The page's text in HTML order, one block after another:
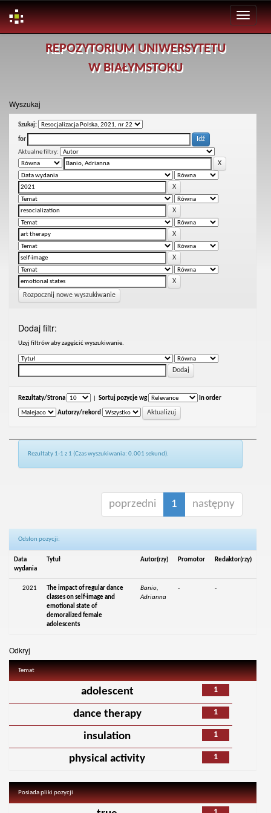
REPOZYTORIUM UNIWERSYTETU
W BIAŁYMSTOKU
Wyszukaj
Szukaj:
for
Aktualne filtry:
Rozpocznij nowe wyszukiwanie
Dodaj filtr:
Uzyj filtrów aby zagęścić wyszukiwanie.
Rezultaty/Strona Sortuj pozycje wg In order
Autorzy/rekord
Rezultaty 1-1 z 1 (Czas wyszukiwania: 0.001 sekund).
poprzedni 1 następny
Odsłon pozycji:
Data
wydania
Tytuł Autor(rzy) Promotor Redaktor(rzy)
2021
The impact of regular dance
classes on self-image and
emotional state of
demoralized female
adolescents
Banio,
Adrianna
- -
Odkryj
Temat
1
adolescent
1
dance therapy
1
insulation
1
physical activity
Posiada pliki pozycji